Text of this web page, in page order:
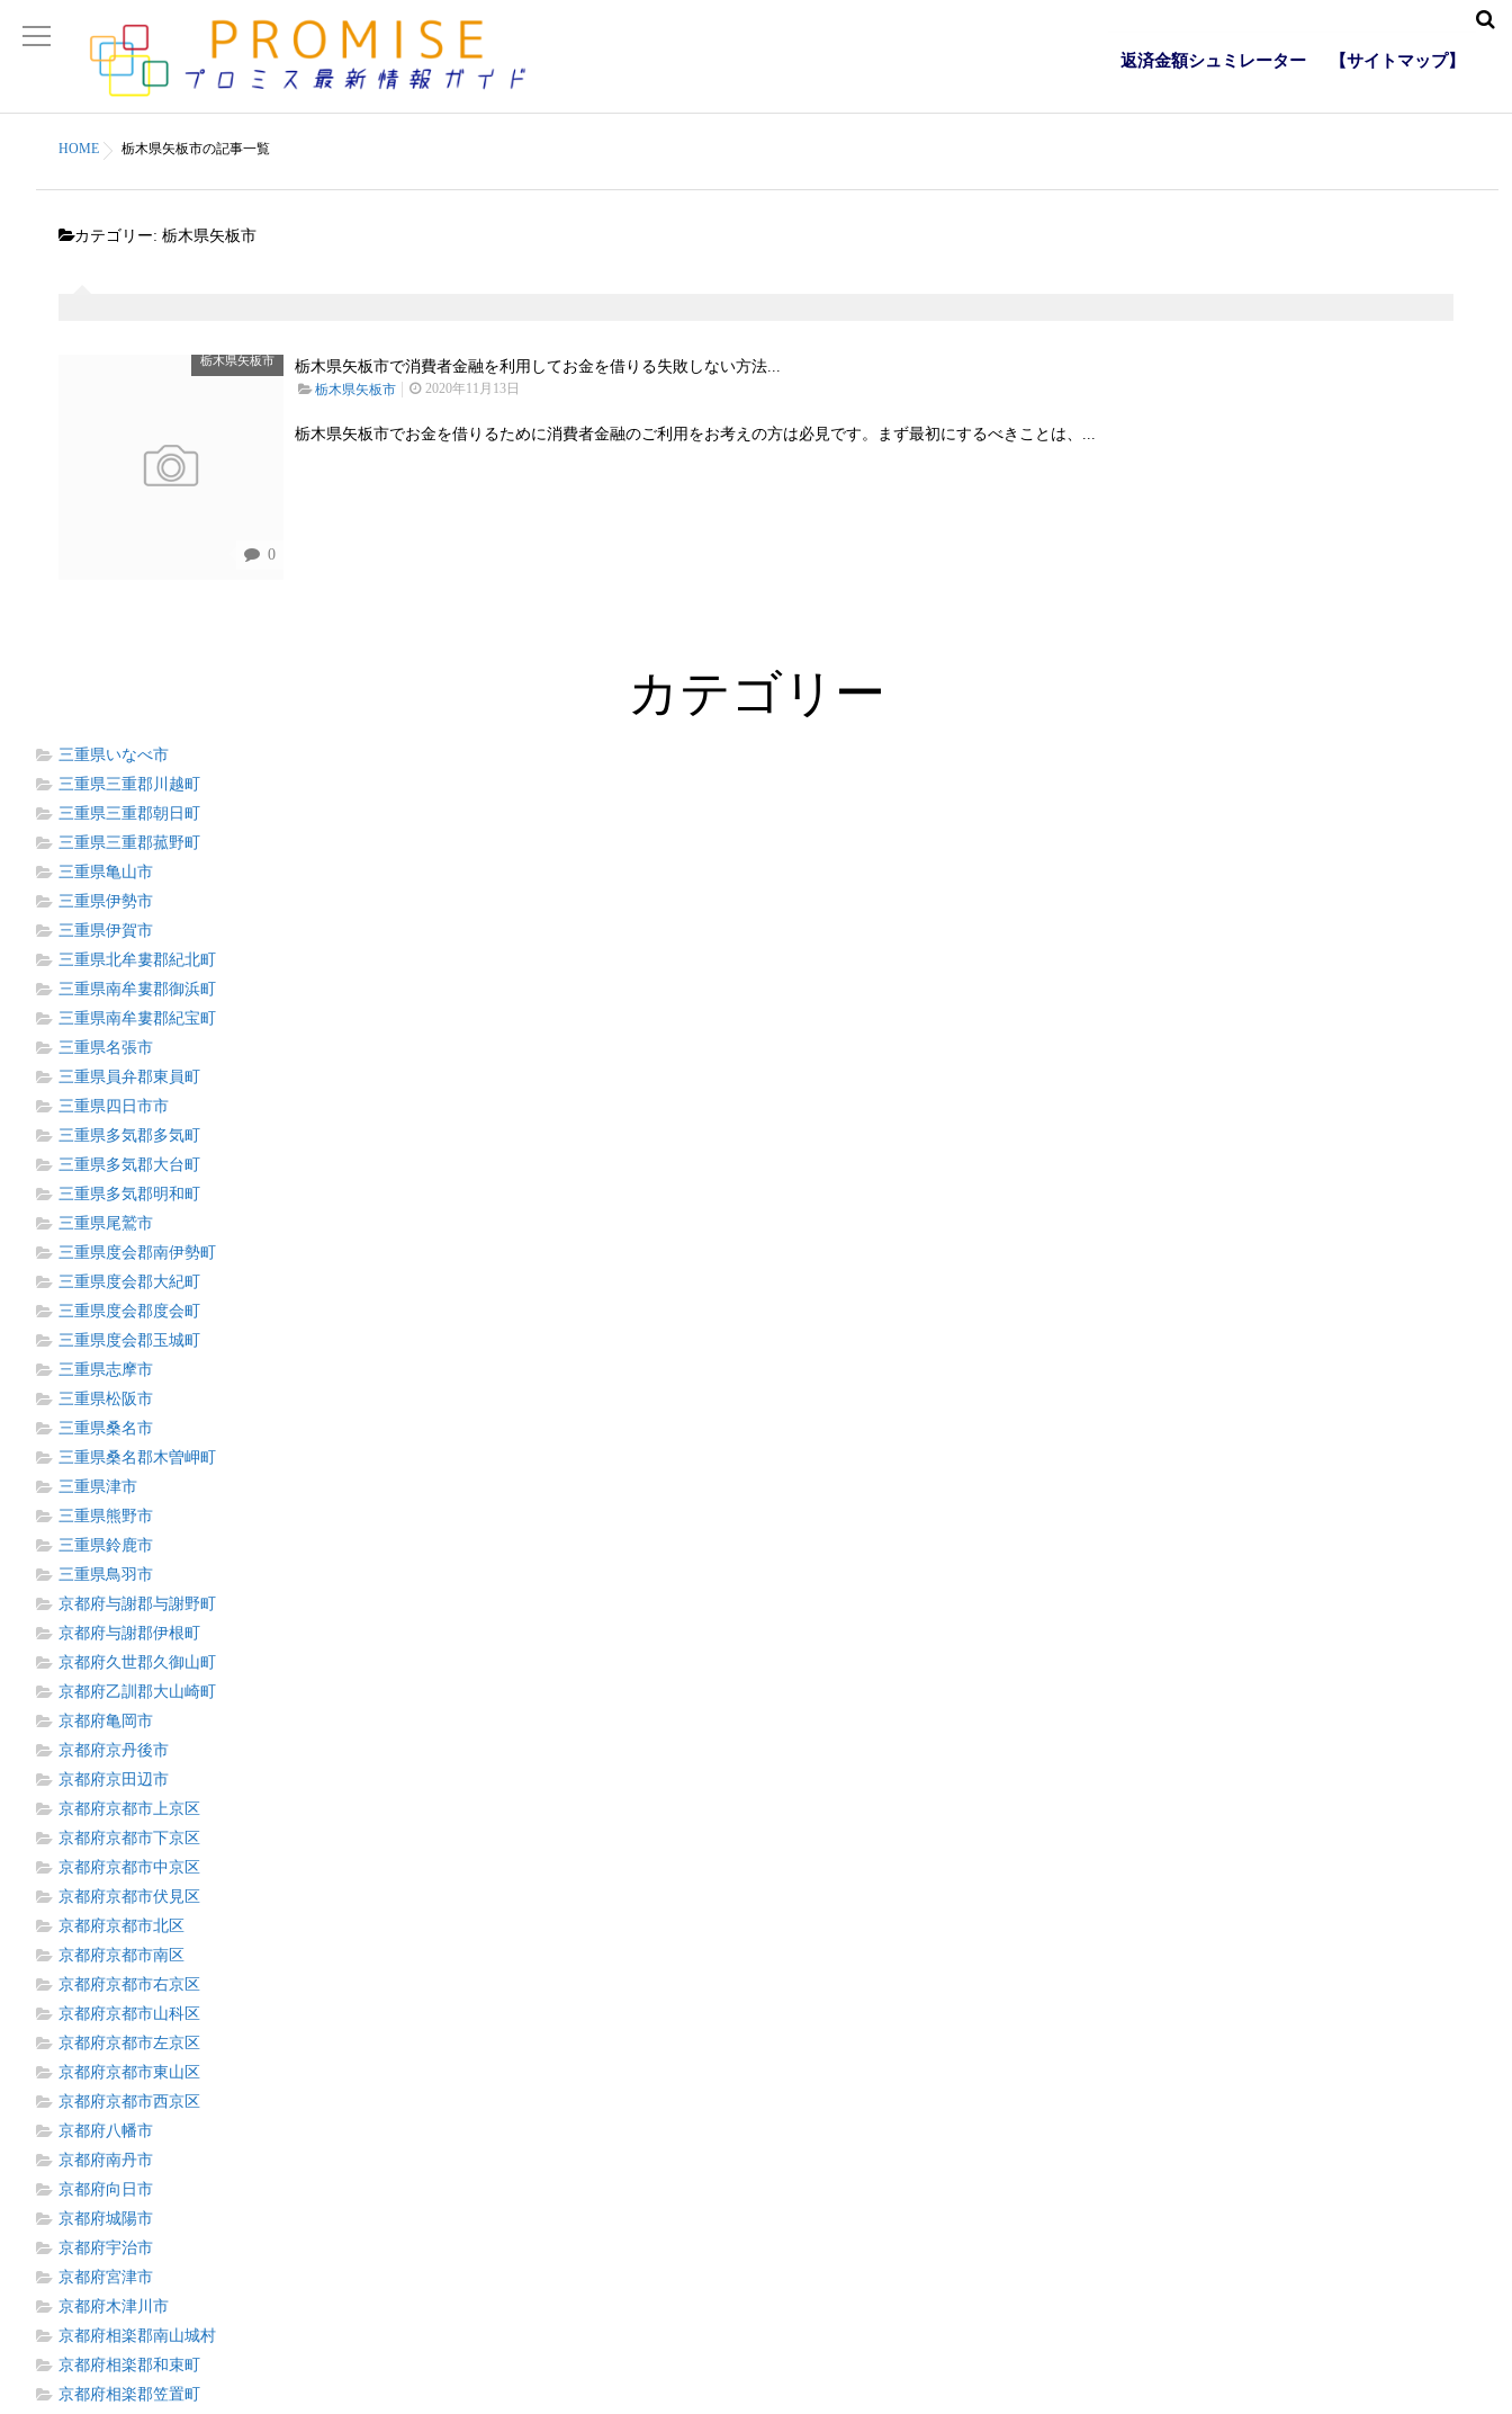
返済金額シュミレーター 【サイトマップ】
HOME 栃木県矢板市の記事一覧
カテゴリー: 栃木県矢板市
栃木県矢板市
0
栃木県矢板市で消費者金融を利用してお金を借りる失敗しない方法...
栃木県矢板市 2020年11月13日
栃木県矢板市でお金を借りるために消費者金融のご利用をお考えの方は必見です。まず最初にするべきことは、...
カテゴリー
三重県いなべ市
三重県三重郡川越町
三重県三重郡朝日町
三重県三重郡菰野町
三重県亀山市
三重県伊勢市
三重県伊賀市
三重県北牟婁郡紀北町
三重県南牟婁郡御浜町
三重県南牟婁郡紀宝町
三重県名張市
三重県員弁郡東員町
三重県四日市市
三重県多気郡多気町
三重県多気郡大台町
三重県多気郡明和町
三重県尾鷲市
三重県度会郡南伊勢町
三重県度会郡大紀町
三重県度会郡度会町
三重県度会郡玉城町
三重県志摩市
三重県松阪市
三重県桑名市
三重県桑名郡木曽岬町
三重県津市
三重県熊野市
三重県鈴鹿市
三重県鳥羽市
京都府与謝郡与謝野町
京都府与謝郡伊根町
京都府久世郡久御山町
京都府乙訓郡大山崎町
京都府亀岡市
京都府京丹後市
京都府京田辺市
京都府京都市上京区
京都府京都市下京区
京都府京都市中京区
京都府京都市伏見区
京都府京都市北区
京都府京都市南区
京都府京都市右京区
京都府京都市山科区
京都府京都市左京区
京都府京都市東山区
京都府京都市西京区
京都府八幡市
京都府南丹市
京都府向日市
京都府城陽市
京都府宇治市
京都府宮津市
京都府木津川市
京都府相楽郡南山城村
京都府相楽郡和束町
京都府相楽郡笠置町